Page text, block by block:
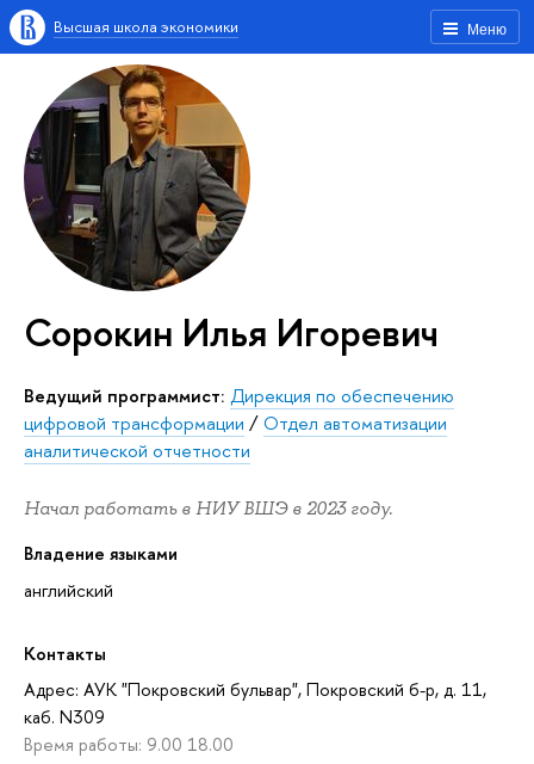
Меню
Высшая школа экономики
Сорокин Илья Игоревич
Ведущий программист: Дирекция по обеспечению
цифровой трансформации /Отдел автоматизации
аналитической отчетности
Начал работать в НИУ ВШЭ в 2023 году.
Владение языками
английский
Контакты
Адрес: АУК "Покровский бульвар", Покровский б-р, д. 11,
каб. N309
Время работы: 9.00 18.00